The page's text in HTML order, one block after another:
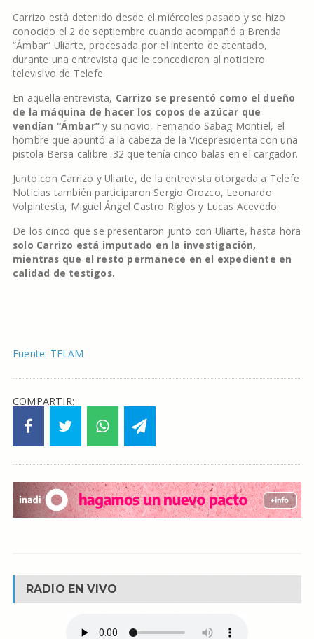
Carrizo está detenido desde el miércoles pasado y se hizo
conocido el 2 de septiembre cuando acompañó a Brenda
“Ámbar” Uliarte, procesada por el intento de atentado,
durante una entrevista que le concedieron al noticiero
televisivo de Telefe.
En aquella entrevista, Carrizo se presentó como el dueño
de la máquina de hacer los copos de azúcar que
vendían “Ámbar” y su novio, Fernando Sabag Montiel, el
hombre que apuntó a la cabeza de la Vicepresidenta con una
pistola Bersa calibre .32 que tenía cinco balas en el cargador.
Junto con Carrizo y Uliarte, de la entrevista otorgada a Telefe
Noticias también participaron Sergio Orozco, Leonardo
Volpintesta, Miguel Ángel Castro Riglos y Lucas Acevedo.
De los cinco que se presentaron junto con Uliarte, hasta hora
solo Carrizo está imputado en la investigación,
mientras que el resto permanece en el expediente en
calidad de testigos.
Fuente: TELAM
COMPARTIR:
RADIO EN VIVO